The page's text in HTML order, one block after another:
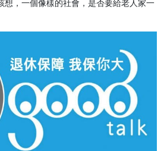
想，一個像樣的社會，是否要給老人家一